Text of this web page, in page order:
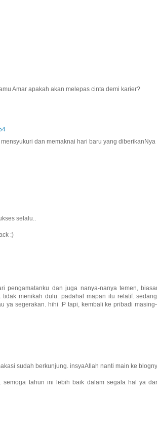
Amar apakah akan melepas cinta demi karier?
dan memaknai hari baru yang diberikanNya
selalu..
:)
pengamatanku dan juga nanya-nanya temen,
menikah dulu. padahal mapan itu relatif.
ya segerakan. hihi :P tapi, kembali ke pribadi
sudah berkunjung. insyaAllah nanti main ke
semoga tahun ini lebih baik dalam segala hal ya